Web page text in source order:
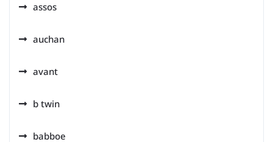
assos
auchan
avant
b twin
babboe